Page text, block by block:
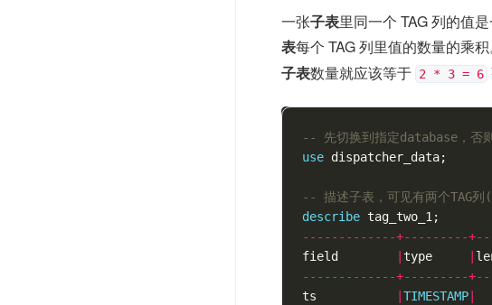
一张子表里同一个 TAG 列的值
表每个 TAG 列里值的数量的乘
子表数量就应该等于 2 * 3 = 6
-- 先切换到指定database，否
use dispatcher_data;
-- 描述子表，可见有两个
describe tag_two_1;
-------------+---------
field
type
-------------+---------
ts
|TIMESTAMP